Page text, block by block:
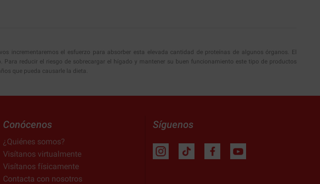
incrementaremos el esfuerzo para absorber esta elevada cantidad de proteínas de algunos órganos. El
reducir el riesgo de sobrecargar el hígado y mantener su buen funcionamiento este tipo de productos
que pueda causarle la dieta.
Conócenos
¿Quiénes somos?
Visítanos virtualmente
Visítanos físicamente
Contacta con nosotros
Síguenos